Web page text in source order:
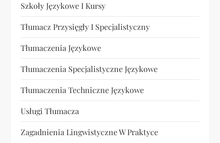
Szkoły Językowe I Kursy
Tłumacz Przysięgły I Specjalistyczny
Tłumaczenia Językowe
Tłumaczenia Specjalistyczne Językowe
Tłumaczenia Techniczne Językowe
Usługi Tłumacza
Zagadnienia Lingwistyczne W Praktyce